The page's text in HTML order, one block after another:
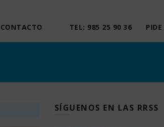
CONTACTO TEL: 985 25 90 36
SÍGUENOS EN LAS RRSS